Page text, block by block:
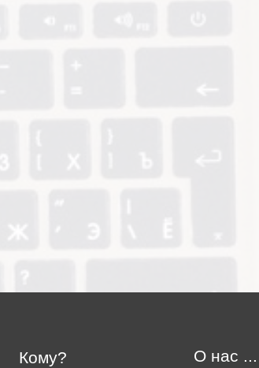
Кому?
О нас ...